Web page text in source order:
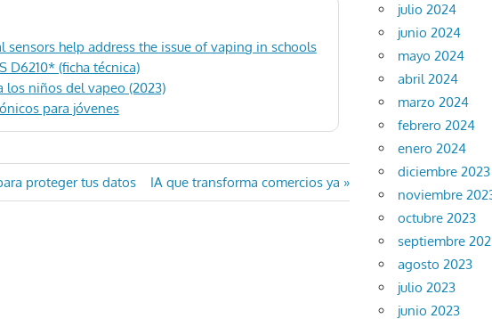
help address the issue of vaping in schools
(ficha técnica)
niños del vapeo (2023)
para jóvenes
proteger tus datos
Entrada
siguiente:
IA que transforma comercios ya
julio 2024
junio 2024
mayo 2024
abril 2024
marzo 2024
febrero 2024
enero 2024
diciembre 2023
noviembre
octubre 2023
septiembre
agosto 2023
julio 2023
junio 2023